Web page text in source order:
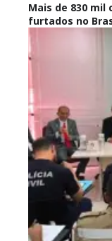
Mais de 830
furtados no